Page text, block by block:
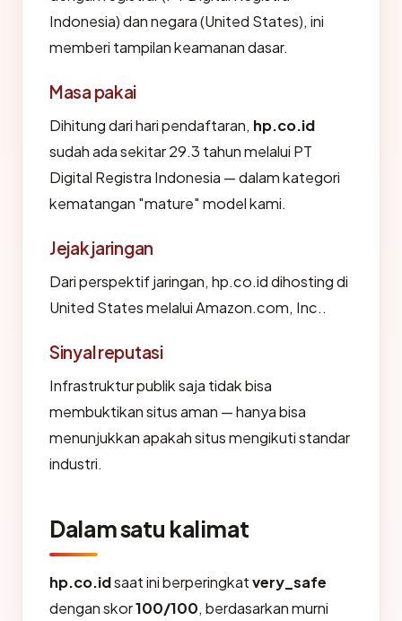
Indonesia) dan negara (United States), ini
memberi tampilan keamanan dasar.
Masa pakai
Dihitung dari hari pendaftaran, hp.co.id
sudah ada sekitar 29.3 tahun melalui PT
Digital Registra Indonesia — dalam kategori
kematangan "mature" model kami.
Jejak jaringan
Dari perspektif jaringan, hp.co.id dihosting di
United States melalui Amazon.com, Inc..
Sinyal reputasi
Infrastruktur publik saja tidak bisa
membuktikan situs aman — hanya bisa
menunjukkan apakah situs mengikuti standar
industri.
Dalam satu kalimat
hp.co.idsaat ini berperingkatvery_safe
dengan skor100/100, berdasarkan murni